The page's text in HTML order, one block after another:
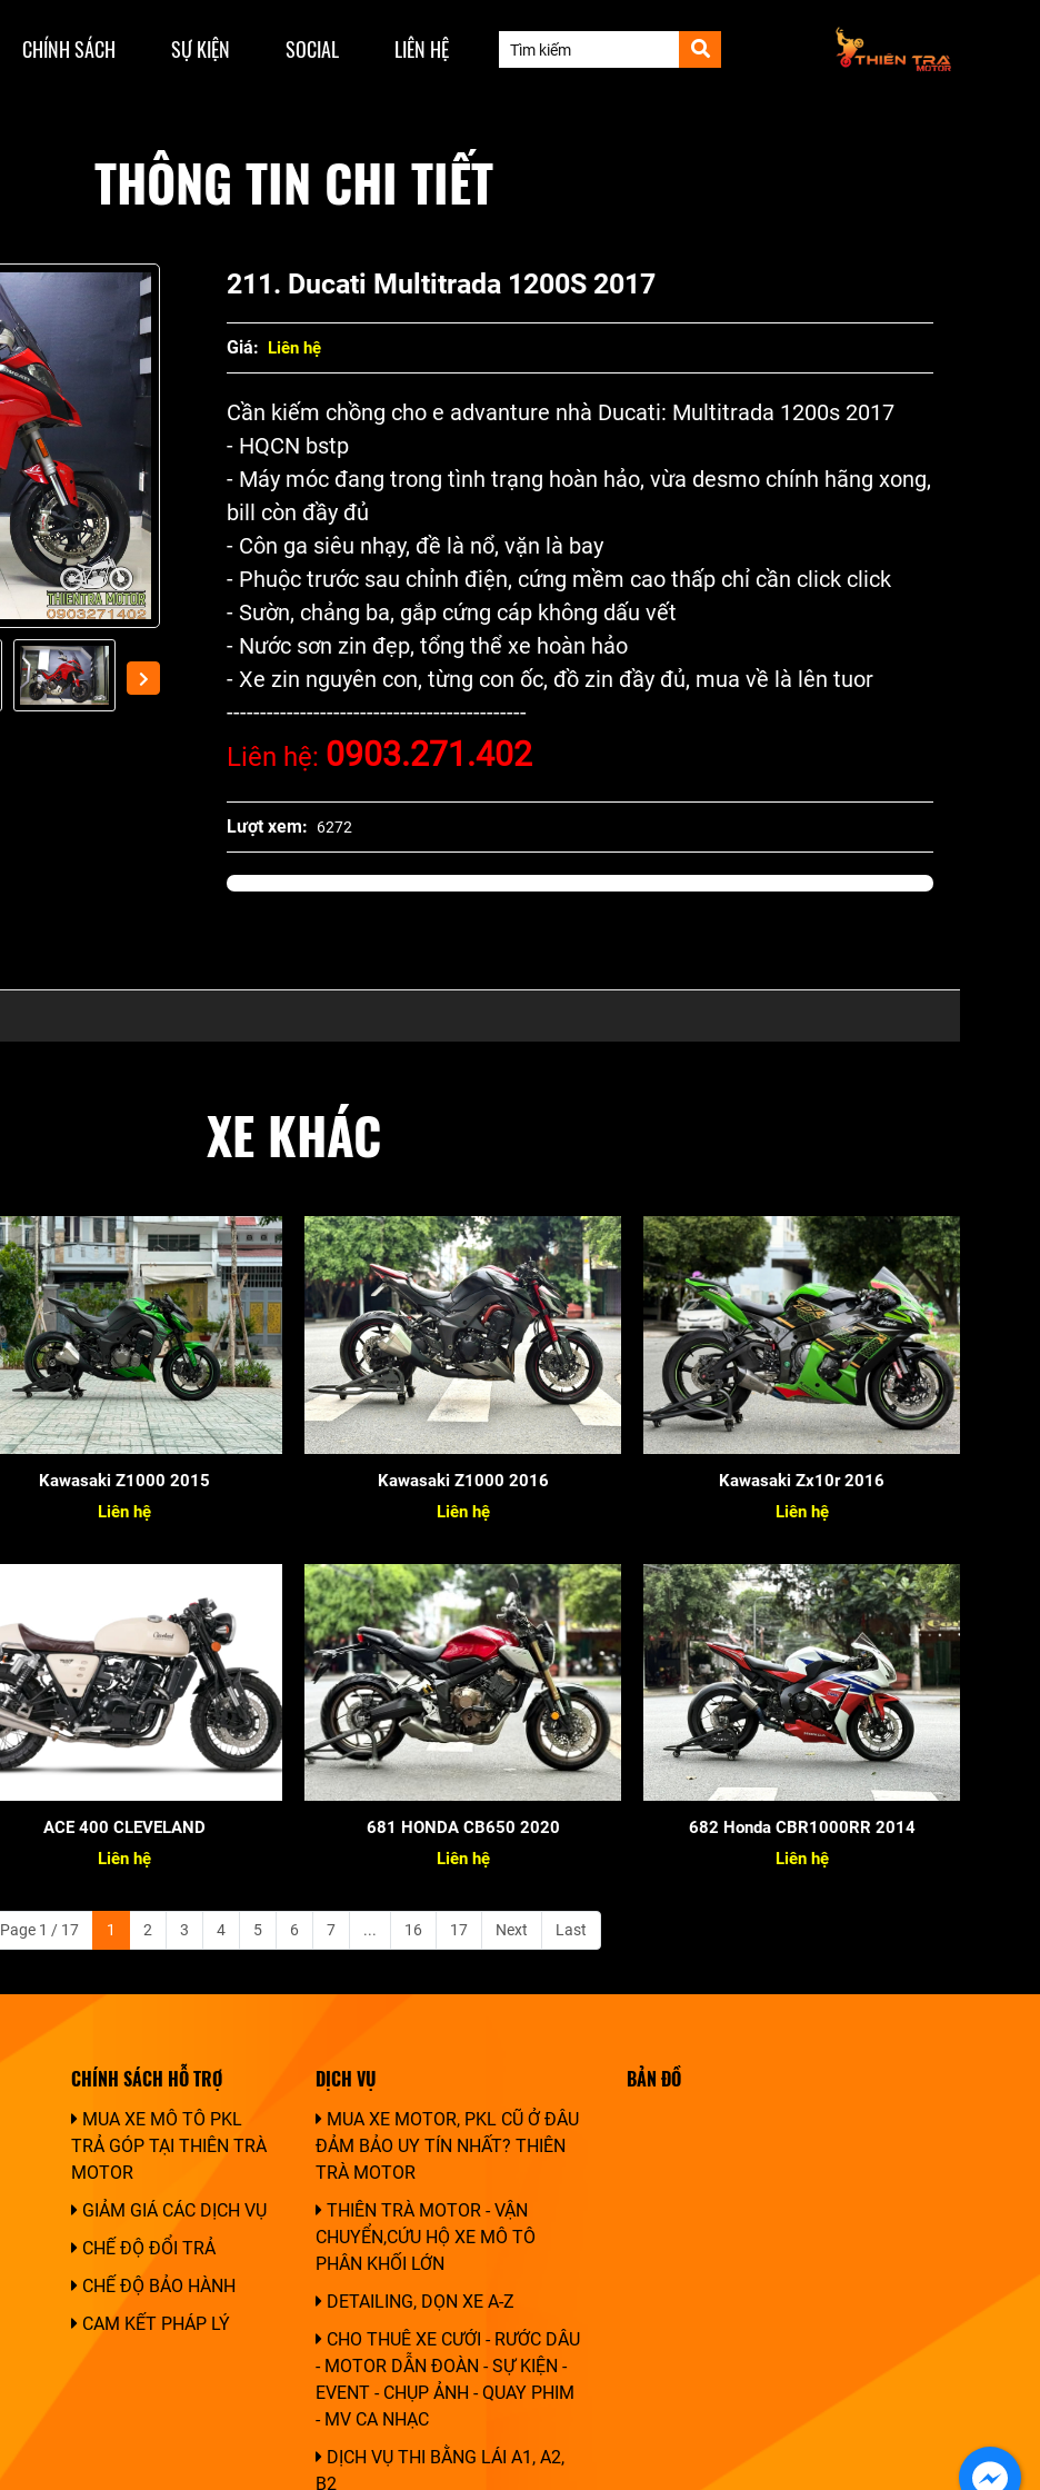
CHÍNH SÁCH SỰ KIỆN SOCIAL LIÊN HỆ
THÔNG TIN CHI TIẾT
211. Ducati Multitrada 1200S 2017
Giá: Liên hệ
Cần kiếm chồng cho e advanture nhà Ducati: Multitrada 1200s 2017
- HQCN bstp
- Máy móc đang trong tình trạng hoàn hảo, vừa desmo chính hãng xong,
bill còn đầy đủ
- Côn ga siêu nhạy, đề là nổ, vặn là bay
- Phuộc trước sau chỉnh điện, cứng mềm cao thấp chỉ cần click click
- Sườn, chảng ba, gắp cứng cáp không dấu vết
- Nước sơn zin đẹp, tổng thể xe hoàn hảo
- Xe zin nguyên con, từng con ốc, đồ zin đầy đủ, mua về là lên tuor
---------------------------------------------
Liên hệ: 0903.271.402
Lượt xem: 6272
XE KHÁC
Kawasaki Z1000 2015
Liên hệ
Kawasaki Z1000 2016
Liên hệ
Kawasaki Zx10r 2016
Liên hệ
ACE 400 CLEVELAND
Liên hệ
681 HONDA CB650 2020
Liên hệ
682 Honda CBR1000RR 2014
Liên hệ
Page 1 / 17 1 2 3 4 5 6 7 ... 16 17 Next Last
CHÍNH SÁCH HỖ TRỢ
MUA XE MÔ TÔ PKL
TRẢ GÓP TẠI THIÊN TRÀ
MOTOR
GIẢM GIÁ CÁC DỊCH VỤ
CHẾ ĐỘ ĐỔI TRẢ
CHẾ ĐỘ BẢO HÀNH
CAM KẾT PHÁP LÝ
DỊCH VỤ
MUA XE MOTOR, PKL CŨ Ở ĐÂU
ĐẢM BẢO UY TÍN NHẤT? THIÊN
TRÀ MOTOR
THIÊN TRÀ MOTOR - VẬN
CHUYỂN,CỨU HỘ XE MÔ TÔ
PHÂN KHỐI LỚN
DETAILING, DỌN XE A-Z
CHO THUÊ XE CƯỚI - RƯỚC DÂU
- MOTOR DẪN ĐOÀN - SỰ KIỆN -
EVENT - CHỤP ẢNH - QUAY PHIM
- MV CA NHẠC
DỊCH VỤ THI BẰNG LÁI A1, A2,
B2
BẢN ĐỒ